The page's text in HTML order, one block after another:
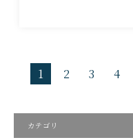
1 2 3 4
カテゴリ